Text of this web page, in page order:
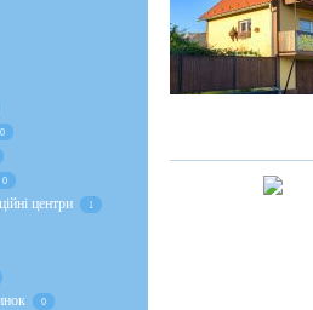
0
0
центри 1
0